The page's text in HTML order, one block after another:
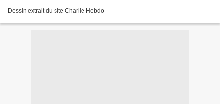
Dessin extrait du site Charlie Hebdo